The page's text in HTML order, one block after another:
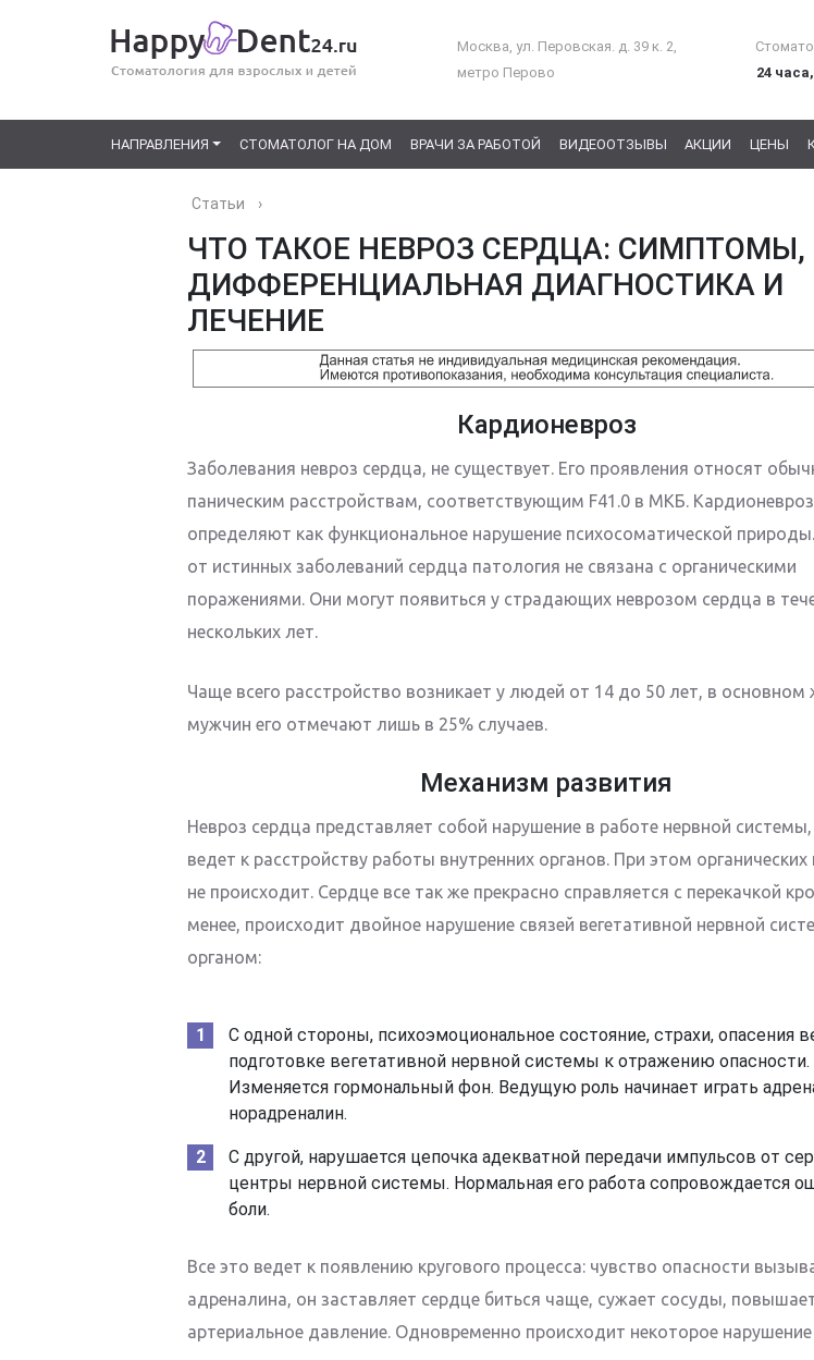
Москва, ул. Перовская. д. 39 к. 2,
метро Перово
24
НАПРАВЛЕНИЯ СТОМАТОЛОГ НА ДОМ ВРАЧИ ЗА РАБОТОЙ ВИДЕООТЗЫВЫ АКЦИИ ЦЕНЫ
Статьи ›
ЧТО ТАКОЕ НЕВРОЗ СЕРДЦА: СИМПТОМЫ,
ДИФФЕРЕНЦИАЛЬНАЯ ДИАГНОСТИКА И
ЛЕЧЕНИЕ
Кардионевроз
Заболевания невроз сердца, не существует. Его проявления относят
паническим расстройствам, соответствующим F41.0 в МКБ. Кардионевроз
определяют как функциональное нарушение психосоматической
от истинных заболеваний сердца патология не связана с органическими
поражениями. Они могут появиться у страдающих неврозом сердца в
нескольких лет.
Чаще всего расстройство возникает у людей от 14 до 50 лет, в основном
мужчин его отмечают лишь в 25% случаев.
Механизм развития
Невроз сердца представляет собой нарушение в работе нервной
ведет к расстройству работы внутренних органов. При этом
не происходит. Сердце все так же прекрасно справляется с перекачкой
менее, происходит двойное нарушение связей вегетативной нервной
органом:
С одной стороны, психоэмоциональное состояние, страхи, опасения
подготовке вегетативной нервной системы к отражению опасности.
Изменяется гормональный фон. Ведущую роль начинает играть
норадреналин.
С другой, нарушается цепочка адекватной передачи импульсов от
центры нервной системы. Нормальная его работа сопровождается
боли.
Все это ведет к появлению кругового процесса: чувство опасности
адреналина, он заставляет сердце биться чаще, сужает сосуды,
артериальное давление. Одновременно происходит некоторое нарушение